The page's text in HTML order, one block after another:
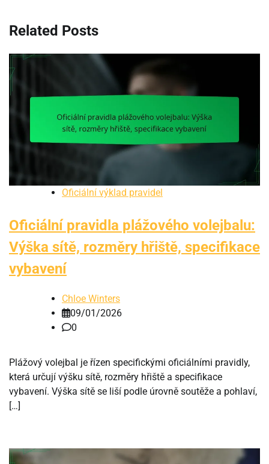
Related Posts
Oficiální výklad pravidel
Oficiální pravidla plážového volejbalu:
Výška sítě, rozměry hřiště, specifikace
vybavení
Chloe Winters
09/01/2026
0
Plážový volejbal je řízen specifickými oficiálními pravidly,
která určují výšku sítě, rozměry hřiště a specifikace
vybavení. Výška sítě se liší podle úrovně soutěže a pohlaví,
[…]